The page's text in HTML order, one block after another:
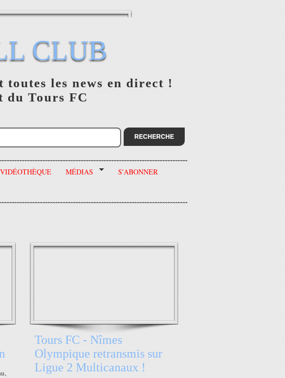
CLUB
les news en direct !
du Tours FC
VIDÉOTHÈQUE MÉDIAS S'ABONNER
Tours FC - Nîmes
Olympique retransmis sur
Ligue 2 Multicanaux !